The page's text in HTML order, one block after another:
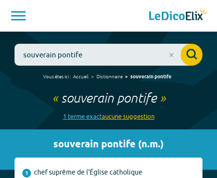
Vous êtes ici : Accueil Dictionnaire souverain pontife
«souverain pontife»
1 termeexactaucunesuggestion
souverain pontife (n.m.)
1
chef suprême de l'Église catholique